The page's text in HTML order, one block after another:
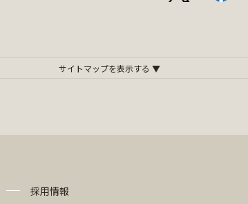
採用情報